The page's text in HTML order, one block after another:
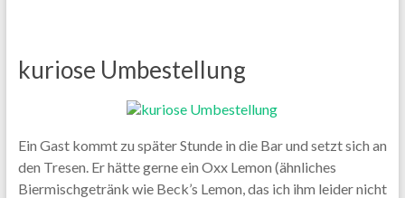
kuriose Umbestellung
Ein Gast kommt zu später Stunde in die Bar und setzt sich an
den Tresen. Er hätte gerne ein Oxx Lemon (ähnliches
Biermischgetränk wie Beck’s Lemon, das ich ihm leider nicht